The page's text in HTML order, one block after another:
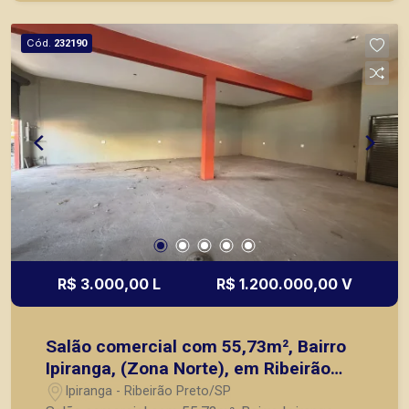
Cód. 232190
R$ 3.000,00 L R$ 1.200.000,00 V
Salão comercial com 55,73m², Bairro
Ipiranga, (Zona Norte), em Ribeirão
Preto/SP.
Ipiranga - Ribeirão Preto/SP